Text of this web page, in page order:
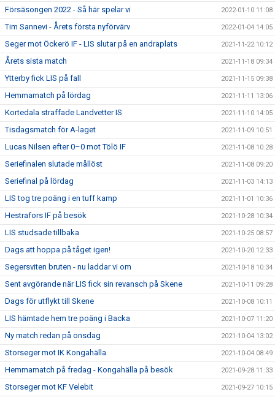
Försäsongen 2022 - Så här spelar vi 2022-01-10 11:08
Tim Sannevi - Årets första nyförvärv 2022-01-04 14:05
Seger mot Öckerö IF - LIS slutar på en andraplats 2021-11-22 10:12
Årets sista match 2021-11-18 09:34
Ytterby fick LIS på fall 2021-11-15 09:38
Hemmamatch på lördag 2021-11-11 13:06
Kortedala straffade Landvetter IS 2021-11-10 14:05
Tisdagsmatch för A-laget 2021-11-09 10:51
Lucas Nilsen efter 0–0 mot Tölö IF 2021-11-08 10:28
Seriefinalen slutade mållöst 2021-11-08 09:20
Seriefinal på lördag 2021-11-03 14:13
LIS tog tre poäng i en tuff kamp 2021-11-01 10:36
Hestrafors IF på besök 2021-10-28 10:34
LIS studsade tillbaka 2021-10-25 08:57
Dags att hoppa på tåget igen! 2021-10-20 12:33
Segersviten bruten - nu laddar vi om 2021-10-18 10:34
Sent avgörande när LIS fick sin revansch på Skene 2021-10-11 09:28
Dags för utflykt till Skene 2021-10-08 10:11
LIS hämtade hem tre poäng i Backa 2021-10-07 11:20
Ny match redan på onsdag 2021-10-04 13:02
Storseger mot IK Kongahälla 2021-10-04 08:49
Hemmamatch på fredag - Kongahälla på besök 2021-09-28 11:33
Storseger mot KF Velebit 2021-09-27 10:15